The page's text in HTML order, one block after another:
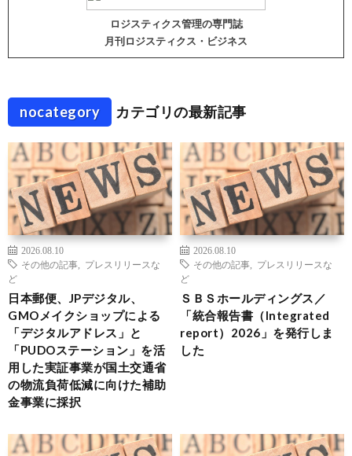
ロジスティクス管理の専門誌
月刊ロジスティクス・ビジネス
nocategory カテゴリの最新記事
2026.08.10
その他の記事
プレスリリースな
ど
日本郵便、JPデジタル、
GMOメイクショップによる
「デジタルアドレス」と
「PUDOステーション」を活
用した実証事業が国土交通省
の物流負荷低減に向けた補助
金事業に採択
2026.08.10
その他の記事
プレスリリースな
ど
ＳＢＳホールディングス／
「統合報告書（Integrated
report）2026」を発行しま
した